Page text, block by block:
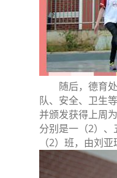
随后，德育处
队、安全、卫生
并颁发获得上周
分别是一（2）
（2）班，由刘